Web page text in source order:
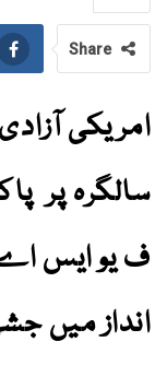
Share
امریکی
سالگرہ پر
ف یو ایس اے
انداز میں